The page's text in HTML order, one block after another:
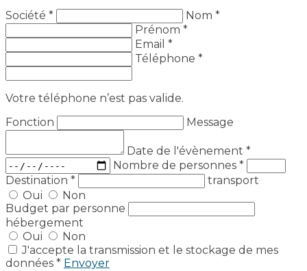
Société *
Nom *
Prénom *
Email *
Téléphone *
Votre téléphone n’est pas valide.
Fonction
Message
Date de l'évènement *
Nombre de personnes *
Destination *
transport
Oui
Non
Budget par personne
hébergement
Oui
Non
J'accepte la transmission et le stockage de mes
données * Envoyer